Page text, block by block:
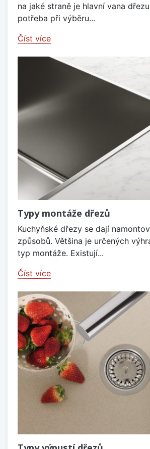
na jaké straně je hlavní vana
potřeba při výběru...
Číst více
Typy montáže dřezů
Kuchyňské dřezy se dají
způsobů. Většina je určených
typ montáže. Existují...
Číst více